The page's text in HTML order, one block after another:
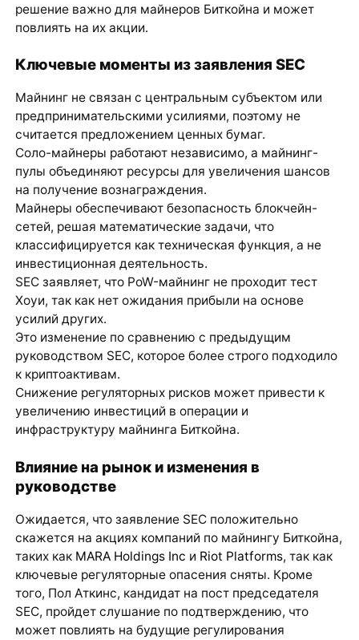
решение важно для майнеров Биткойна и может
повлиять на их акции.
Ключевые моменты из заявления SEC
Майнинг не связан с центральным субъектом или
предпринимательскими усилиями, поэтому не
считается предложением ценных бумаг.
Соло-майнеры работают независимо, а майнинг-
пулы объединяют ресурсы для увеличения шансов
на получение вознаграждения.
Майнеры обеспечивают безопасность блокчейн-
сетей, решая математические задачи, что
классифицируется как техническая функция, а не
инвестиционная деятельность.
SEC заявляет, что PoW-майнинг не проходит тест
Хоуи, так как нет ожидания прибыли на основе
усилий других.
Это изменение по сравнению с предыдущим
руководством SEC, которое более строго подходило
к криптоактивам.
Снижение регуляторных рисков может привести к
увеличению инвестиций в операции и
инфраструктуру майнинга Биткойна.
Влияние на рынок и изменения в
руководстве
Ожидается, что заявление SEC положительно
скажется на акциях компаний по майнингу Биткойна,
таких как MARA Holdings Inc и Riot Platforms, так как
ключевые регуляторные опасения сняты. Кроме
того, Пол Аткинс, кандидат на пост председателя
SEC, пройдет слушание по подтверждению, что
может повлиять на будущие регулирования